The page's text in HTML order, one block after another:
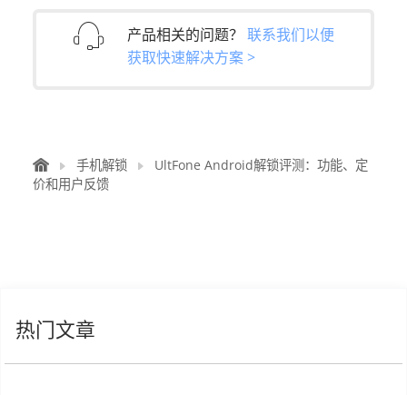
产品相关的问题？ 联系我们以便
获取快速解决方案 >
手机解锁
UltFone Android解锁评测：功能、定
价和用户反馈
热门文章